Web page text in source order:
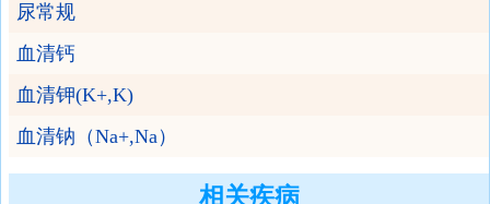
尿常规
血清钙
血清钾(K+,K)
血清钠（Na+,Na）
相关疾病